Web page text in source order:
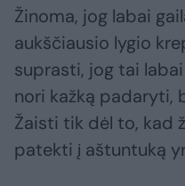
Žinoma, jog labai
aukščiausio lygio
suprasti, jog tai
nori kažką padaryti,
Žaisti tik dėl to, kad
patekti į aštuntuką